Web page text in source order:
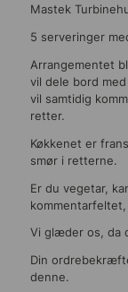
Mastek
5 serveringer
Arrangementet
vil dele bord
vil samtidig
retter.
Køkkenet er
smør i retterne.
Er du vegetar,
Vi glæder os, da
Din
denne.